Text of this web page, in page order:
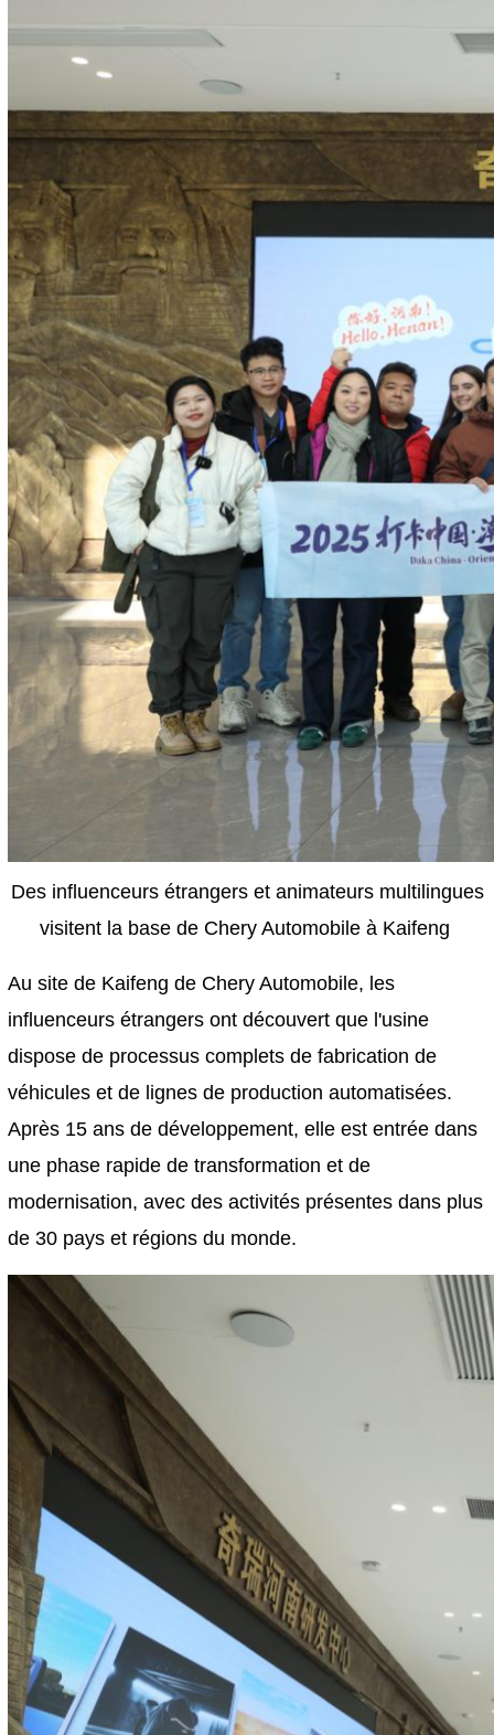
Des influenceurs étrangers et animateurs multilingues
visitent la base de Chery Automobile à Kaifeng
Au site de Kaifeng de Chery Automobile, les
influenceurs étrangers ont découvert que l'usine
dispose de processus complets de fabrication de
véhicules et de lignes de production automatisées.
Après 15 ans de développement, elle est entrée dans
une phase rapide de transformation et de
modernisation, avec des activités présentes dans plus
de 30 pays et régions du monde.